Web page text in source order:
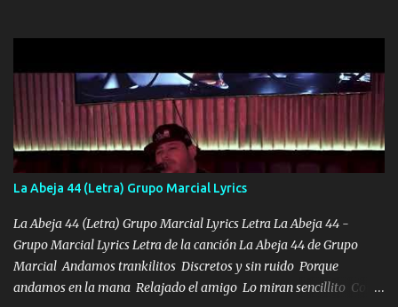
pa más pues hay charola les voy a dar hasta topar pues no hay de
otra Música Surcando bien mi camino voy por mi línea no veo a
los lados aquel que no corre vuela no se me duerm voy chicoteado
Ya pasé varias hazañas ya tienen rato que me agarran el colmillo
de este León los estatales no sé esperaron Al tiro esta la PrimiZa
también la nueve que cargo al lado doy la mano al que su amigo y
al traicionero damos pa abajo Y No me paran aquí hay pa más
pues hay charola les voy a dar hasta topar pues no hay de otra...
La Abeja 44 (Letra) Grupo Marcial Lyrics
La Abeja 44 (Letra) Grupo Marcial Lyrics Letra La Abeja 44 -
Grupo Marcial Lyrics Letra de la canción La Abeja 44 de Grupo
Marcial Andamos trankilitos Discretos y sin ruido Porque
andamos en la mana Relajado el amigo Lo miran sencillito Con